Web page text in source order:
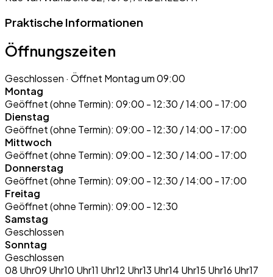
Praktische Informationen
Öffnungszeiten
Geschlossen · Öffnet Montag um 09:00
Montag
Geöffnet (ohne Termin): 09:00 - 12:30 / 14:00 - 17:00
Dienstag
Geöffnet (ohne Termin): 09:00 - 12:30 / 14:00 - 17:00
Mittwoch
Geöffnet (ohne Termin): 09:00 - 12:30 / 14:00 - 17:00
Donnerstag
Geöffnet (ohne Termin): 09:00 - 12:30 / 14:00 - 17:00
Freitag
Geöffnet (ohne Termin): 09:00 - 12:30
Samstag
Geschlossen
Sonntag
Geschlossen
08 Uhr09 Uhr10 Uhr11 Uhr12 Uhr13 Uhr14 Uhr15 Uhr16 Uhr17